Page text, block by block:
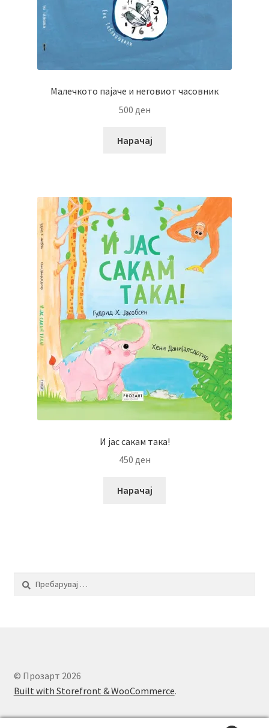
Малечкото пајаче и неговиот часовник
500 ден
Нарачај
И јас сакам така!
450 ден
Нарачај
Пребарувај
© Прозарт 2026
Built with Storefront & WooCommerce.